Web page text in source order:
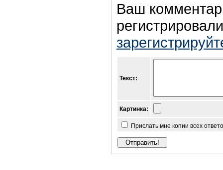
Ваш
Текст:
Картинка:
Прислать мне копии всех